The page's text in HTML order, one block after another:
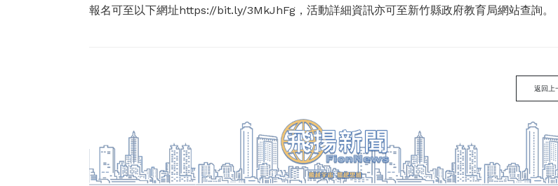
報名可至以下網址https://bit.ly/3MkJhFg，活動詳細資訊亦可至新竹縣政府教育局網站查詢。
返回上